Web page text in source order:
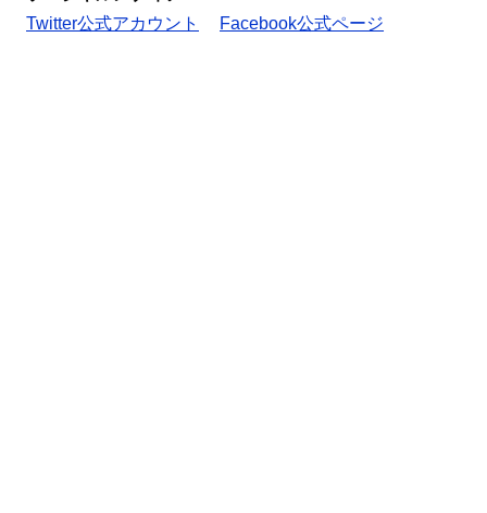
Twitter公式アカウント
Facebook公式ページ